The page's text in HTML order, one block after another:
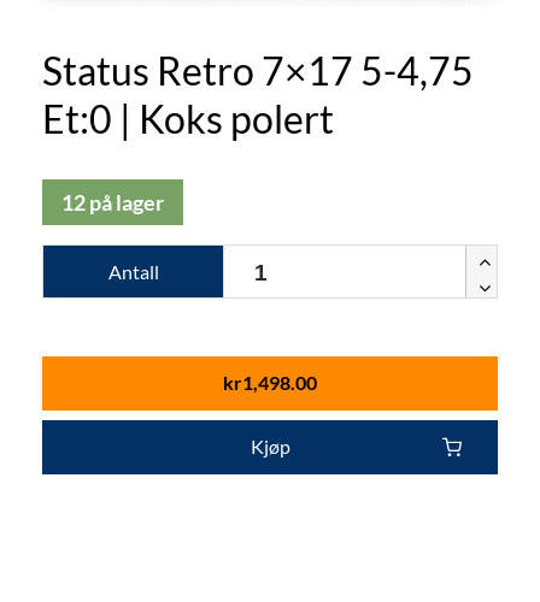
Status Retro 7×17 5-4,75
Et:0 | Koks polert
12 på lager
Antall
kr1,498.00
Kjøp